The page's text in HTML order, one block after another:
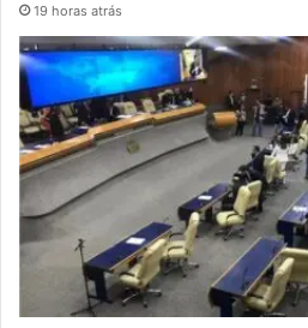
19 horas atrás